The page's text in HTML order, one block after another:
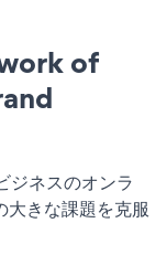
of
ネスのオンラ
きな課題を克服